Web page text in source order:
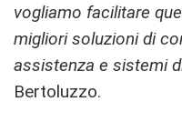
vogliamo facilitare
migliori soluzioni di
assistenza e sistemi
Bertoluzzo.